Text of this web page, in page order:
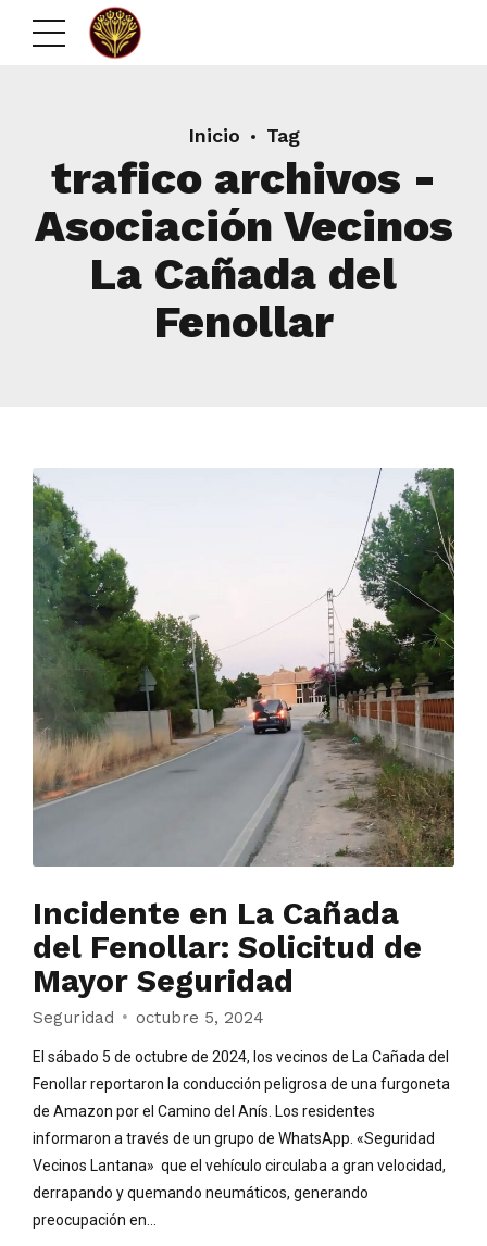
Inicio Tag
trafico archivos -
Asociación Vecinos
La Cañada del
Fenollar
Incidente en La Cañada
del Fenollar: Solicitud de
Mayor Seguridad
Seguridad octubre 5, 2024
El sábado 5 de octubre de 2024, los vecinos de La Cañada del
Fenollar reportaron la conducción peligrosa de una furgoneta
de Amazon por el Camino del Anís. Los residentes
informaron a través de un grupo de WhatsApp. «Seguridad
Vecinos Lantana» que el vehículo circulaba a gran velocidad,
derrapando y quemando neumáticos, generando
preocupación en...